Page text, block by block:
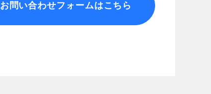
お問い合わせフォームはこちら